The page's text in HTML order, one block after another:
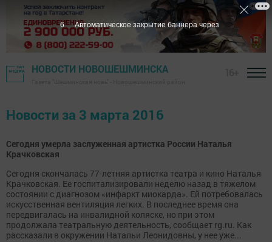
НОВОСТИ НОВОШЕШМИНСКА
Новости за 3 марта 2016
Сегодня умерла заслуженная артистка России Наталья
Крачковская
Сегодня скончалась 77-летняя артистка театра и кино Наталья
Крачковская. Ее госпитализировали неделю назад в тяжелом
состоянии с диагнозом «инфаркт миокарда». Ей потребовалась
искусственная вентиляция легких. В последнее время она
передвигалась на инвалидной коляске, но при этом
продолжала театральную деятельность, сообщает rg.ru. Как
рассказали в окружении Натальи Леонидовны, у нее уже...
6 Автоматическое закрытие баннера через